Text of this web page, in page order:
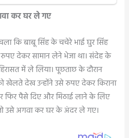
कर घर ले गए
कि बाबू सिंह के चचेरे भाई घुर सिंह
रुपए देकर सामान लेने भेजा था। संदेह के
में ले लिया। पूछताछ के दौरान
खेलते देख उन्होंने उसे रुपए देकर किराना
फिर पैसे दिए और मिठाई लाने के लिए
उसे अगवा कर घर के अंदर ले गए।